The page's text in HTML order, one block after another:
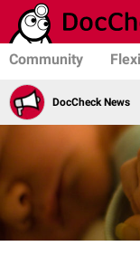
Community
DocCheck News